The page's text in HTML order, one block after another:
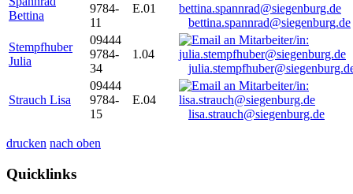
Bettina
9784-
11
E.01
bettina.spannrad@siegenburg.de
Stempfhuber
Julia
09444
9784-
34
1.04
Strauch Lisa
09444
9784-
15
E.04
lisa.strauch@siegenburg.de
drucken nach oben
Quicklinks